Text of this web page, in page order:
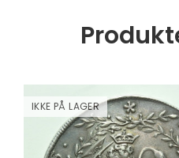
IKKE PÅ LAGER